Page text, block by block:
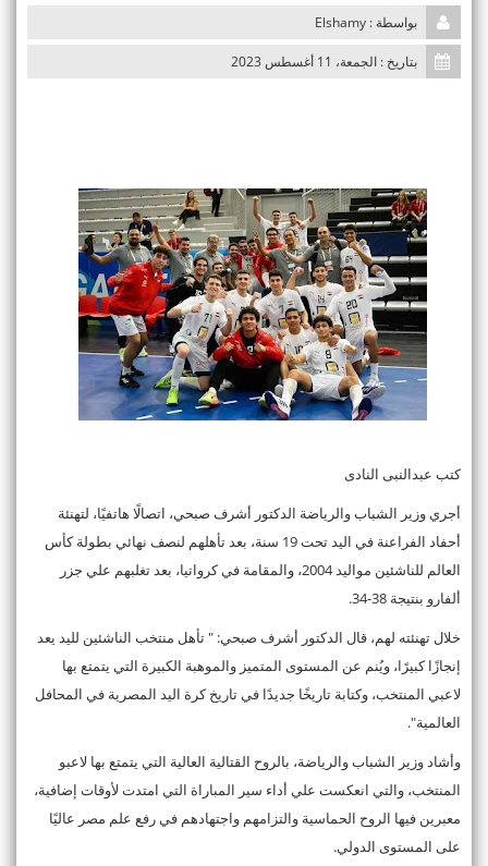
بواسطة : Elshamy
بتاريخ : الجمعة، 11 أغسطس 2023
كتب عبدالنبى النادى
أجري وزير الشباب والرياضة الدكتور أشرف صبحي، اتصالًا هاتفيًا، لتهنئة
أحفاد الفراعنة في اليد تحت 19 سنة، بعد تأهلهم لنصف نهائي بطولة كأس
العالم للناشئين مواليد 2004، والمقامة في كرواتيا، بعد تغلبهم علي جزر
ألفارو بنتيجة 38-34.
خلال تهنئته لهم، قال الدكتور أشرف صبحي: " تأهل منتخب الناشئين لليد يعد
إنجازًا كبيرًا، ويُنم عن المستوى المتميز والموهبة الكبيرة التي يتمتع بها
لاعبي المنتخب، وكتابة تاريخًا جديدًا في تاريخ كرة اليد المصرية في المحافل
العالمية".
وأشاد وزير الشباب والرياضة، بالروح القتالية العالية التي يتمتع بها لاعبو
المنتخب، والتي انعكست علي أداء سير المباراة التي امتدت لأوقات إضافية،
معبرين فيها الروح الحماسية والتزامهم واجتهادهم في رفع علم مصر عاليًا
على المستوى الدولي.